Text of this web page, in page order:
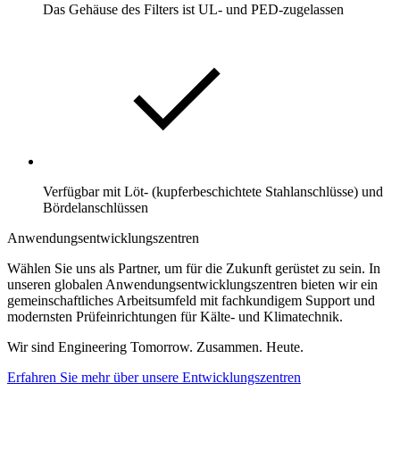
Das Gehäuse des Filters ist UL- und PED-zugelassen
Verfügbar mit Löt- (kupferbeschichtete Stahlanschlüsse) und
Bördelanschlüssen
Anwendungsentwicklungszentren
Wählen Sie uns als Partner, um für die Zukunft gerüstet zu sein. In
unseren globalen Anwendungsentwicklungszentren bieten wir ein
gemeinschaftliches Arbeitsumfeld mit fachkundigem Support und
modernsten Prüfeinrichtungen für Kälte- und Klimatechnik.
Wir sind Engineering Tomorrow. Zusammen. Heute.
Erfahren Sie mehr über unsere Entwicklungszentren